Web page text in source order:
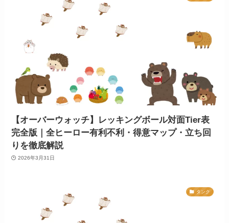
【オーバーウォッチ】レッキングボール対面Tier表
完全版｜全ヒーロー有利不利・得意マップ・立ち回
りを徹底解説
2026年3月31日
タンク